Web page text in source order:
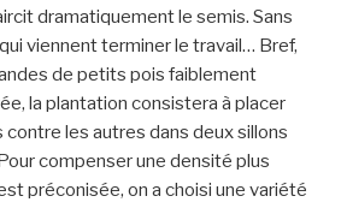
dramatiquement le semis. Sans
viennent terminer le travail… Bref,
de petits pois faiblement
la plantation consistera à placer
les autres dans deux sillons
compenser une densité plus
préconisée, on a choisi une variété